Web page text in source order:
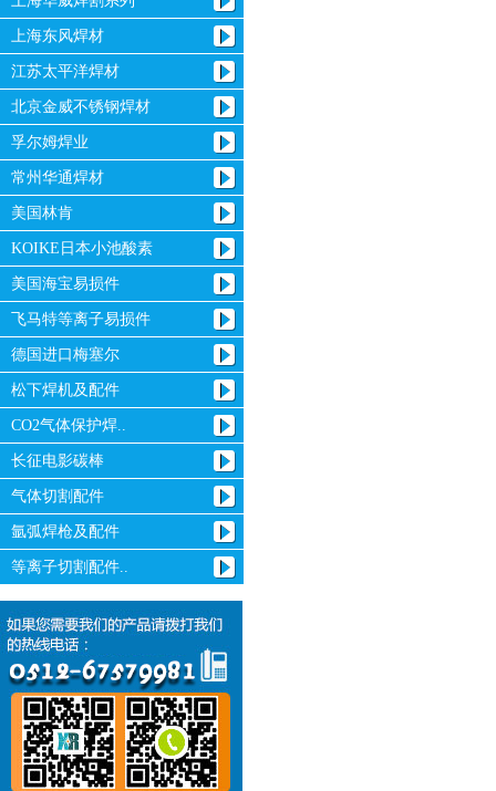
上海东风焊材
江苏太平洋焊材
北京金威不锈钢焊材
孚尔姆焊业
常州华通焊材
美国林肯
KOIKE日本小池酸素
美国海宝易损件
飞马特等离子易损件
德国进口梅塞尔
松下焊机及配件
CO2气体保护焊..
长征电影碳棒
气体切割配件
氩弧焊枪及配件
等离子切割配件..